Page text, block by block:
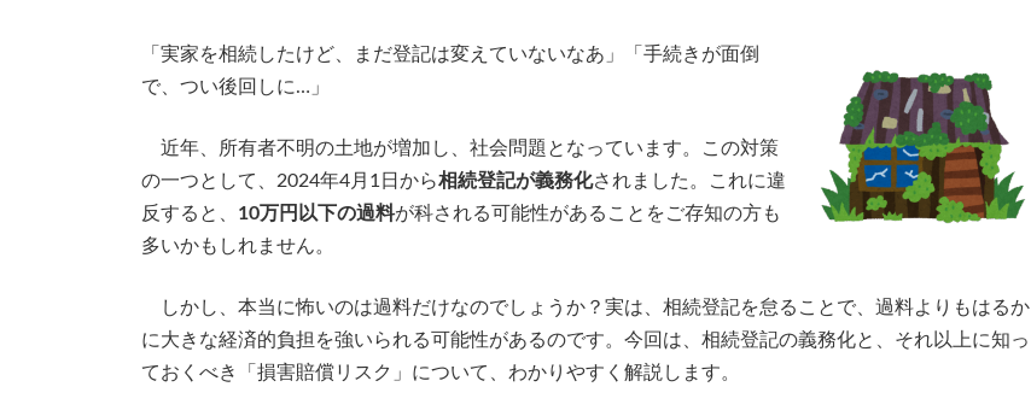
日
「実家を相続したけど、まだ登記は変えていないなあ」「手続きが面倒
で、つい後回しに…」
近年、所有者不明の土地が増加し、社会問題となっています。この対策
の一つとして、2024年4月1日から相続登記が義務化されました。これに違
反すると、 10万円以下の過料が科される可能性があることをご存知の方も
多いかもしれません。
しかし、本当に怖いのは過料だけなのでしょうか？実は、相続登記を怠ることで、過料よりもはるか
に大きな経済的負担を強いられる可能性があるのです。今回は、相続登記の義務化と、それ以上に知っ
ておくべき「損害賠償リスク」について、わかりやすく解説します。